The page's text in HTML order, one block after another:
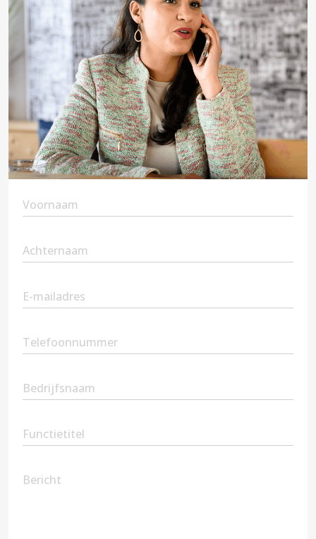
First
Name(Vereist)
Second
Name(Vereist)
Email(Vereist)
Phone(Vereist)
Company
Name
Position
Message